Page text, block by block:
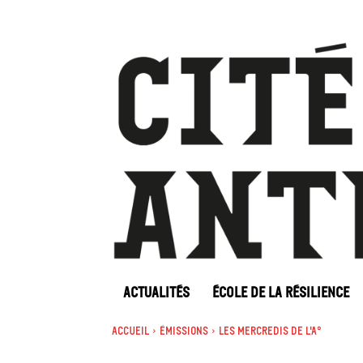
ACTUALITÉS ÉCOLE DE LA RÉSILIENCE
Accueil Émissions Les mercredis de l'A°